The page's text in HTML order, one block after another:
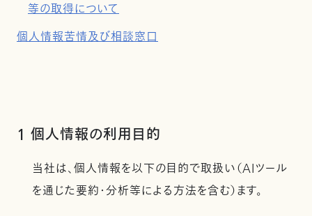
等の取得について
個人情報苦情及び相談窓口
1 個人情報の利用目的
当社は、個人情報を以下の目的で取扱い（AIツール
を通じた要約・分析等による方法を含む）ます。